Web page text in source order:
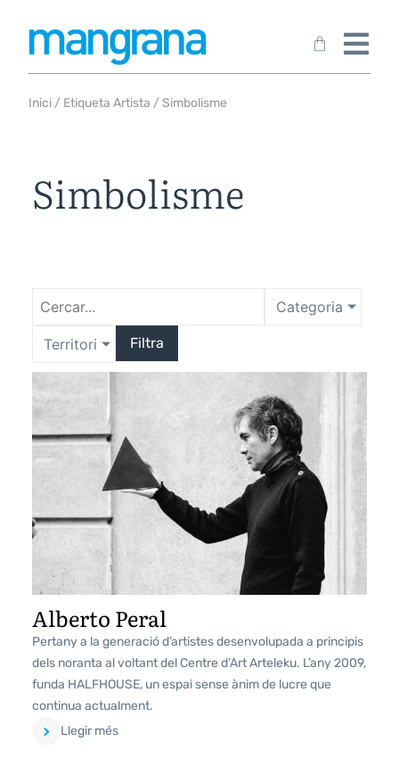
Inici / Etiqueta Artista / Simbolisme
Simbolisme
Categoria
Territori Filtra
Alberto Peral
Pertany a la generació d’artistes desenvolupada a principis
dels noranta al voltant del Centre d’Art Arteleku. L’any 2009,
funda HALFHOUSE, un espai sense ànim de lucre que
continua actualment.
Llegir més